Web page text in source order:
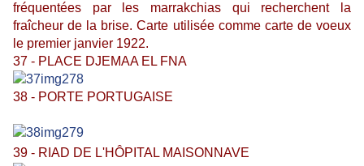
fréquentées par les marrakchias qui recherchent la
fraîcheur de la brise. Carte utilisée comme carte de voeux
le premier janvier 1922.
37 - PLACE DJEMAA EL FNA
38 - PORTE PORTUGAISE
39 - RIAD DE L'HÔPITAL MAISONNAVE